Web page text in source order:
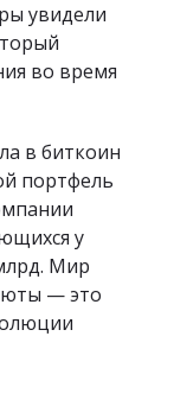
увидели
во время
в биткоин
портфель
у
Мир
— это